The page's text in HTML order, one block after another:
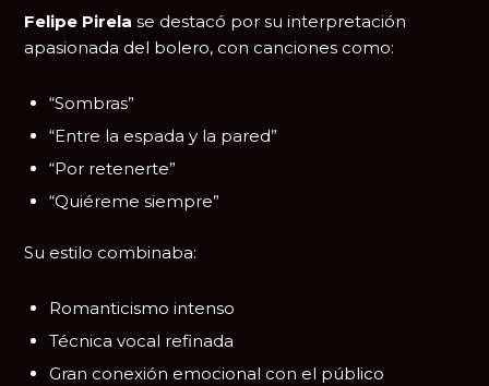
Felipe Pirela se destacó por su interpretación
apasionada del bolero, con canciones como:
“Sombras”
“Entre la espada y la pared”
“Por retenerte”
“Quiéreme siempre”
Su estilo combinaba:
Romanticismo intenso
Técnica vocal refinada
Gran conexión emocional con el público